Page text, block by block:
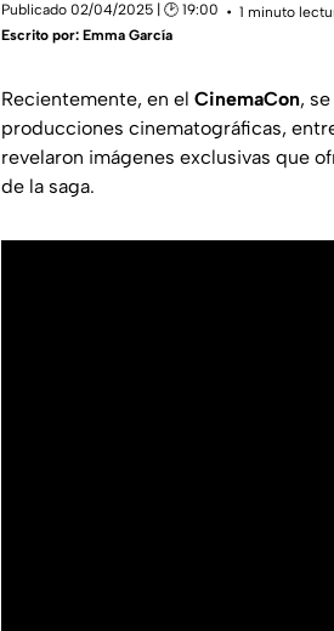
Publicado 02/04/2025 | 🕑 19:00
1 minuto
Escrito por: Emma García
Recientemente, en el CinemaCon,
producciones cinematográficas,
revelaron imágenes exclusivas que
de la saga.